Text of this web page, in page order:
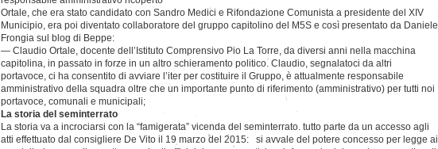
Ortale, che era stato candidato con Sandro Medici e Rifondazione Comunista a presidente del XIV
Municipio, era poi diventato collaboratore del gruppo capitolino del M5S e così presentato da Daniele
Frongia sul blog di Beppe:
— Claudio Ortale, docente dell’Istituto Comprensivo Pio La Torre, da diversi anni nella macchina
capitolina, in passato in forze in un altro schieramento politico. Claudio, segnalatoci da altri
portavoce, ci ha consentito di avviare l’iter per costituire il Gruppo, è attualmente responsabile
amministrativo della squadra oltre che un importante punto di riferimento (amministrativo) per tutti noi
portavoce, comunali e municipali;
La storia del seminterrato
La storia va a incrociarsi con la “famigerata” vicenda del seminterrato. tutto parte da un accesso agli
atti effettuato dal consigliere De Vito il 19 marzo del 2015: si avvale del potere concesso per legge ai